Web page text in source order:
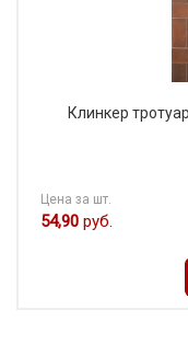
Клинкер
Цена за шт.
54,90 руб.